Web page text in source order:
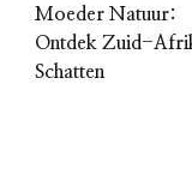
Moeder Natuur:
Ontdek Zuid-
Schatten